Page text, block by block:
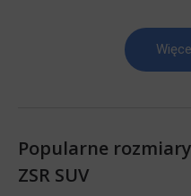
Popularne
ZSR SUV